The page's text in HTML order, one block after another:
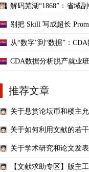
解码芜湖“1868”：省域
别把 Skill 写成超长
从“数字”到“数据”：
CDA数据分析脱产就业
推荐文章
关于悬赏论坛币和楼主
关于如何利用文献的若
关于学术研究和论文发
【文献求助专区】版主